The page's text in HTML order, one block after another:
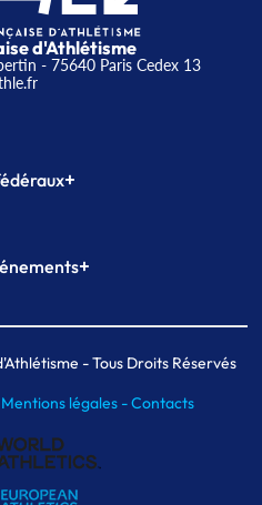
d'Athlétisme
- 75640 Paris Cedex 13
+
Formation
+
Paris indoor
de Paris- Tous Droits Réservés
Mentions légales -Contacts